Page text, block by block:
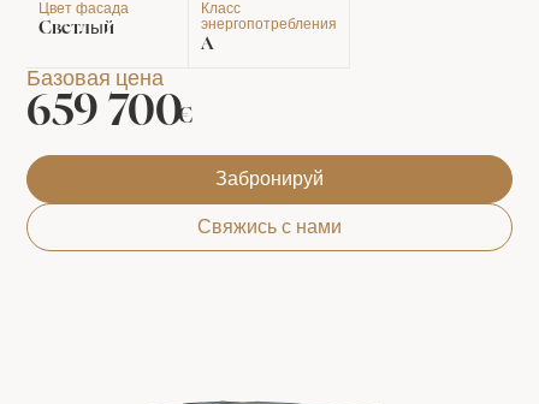
Цвет фасада
Светлый
Класс
энергопотребления
A
Базовая цена
659 700€
Забронируй
Свяжись с нами